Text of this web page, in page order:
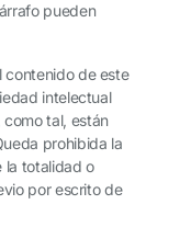
pueden
contenido de este
intelectual
tal, están
prohibida la
la totalidad o
por escrito de